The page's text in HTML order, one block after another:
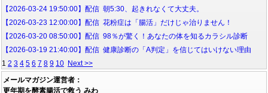
【2026-03-24 19:50:00】配信 朝5:30、起きれなくて大丈夫。
【2026-03-23 12:00:00】配信 花粉症は「腸活」だけじゃ治りません！
【2026-03-20 08:50:00】配信 98％が驚く！あなたの体を知るカラシル診断
【2026-03-19 21:40:00】配信 健康診断の「A判定」を信じてはいけない理由
1 2 3 4 5 6 7 8 9 10 Next >>
メールマガジン運営者：
更年期を酵素腸活で救う みわ